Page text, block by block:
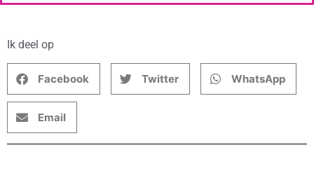
Ik deel op
Facebook Twitter WhatsApp
Email